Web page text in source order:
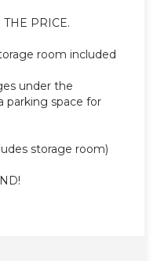
PRICE.
room included
under the
parking space for
storage room)